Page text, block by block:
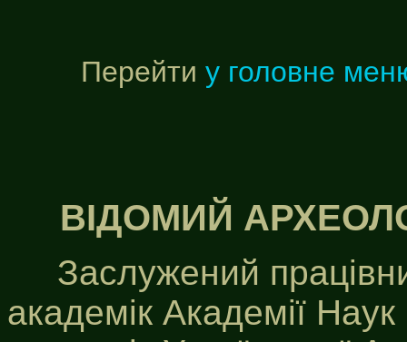
Перейти у головне
ВІДОМИЙ
Заслужений
академік Академії